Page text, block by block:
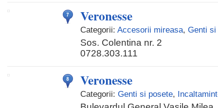
Veronesse
Categorii: Accesorii mireasa, Genti si
Sos. Colentina nr. 2
0728.303.111
Veronesse
Categorii: Genti si posete,